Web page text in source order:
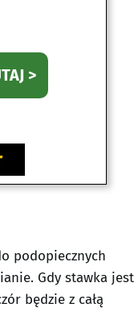
>
podopiecznych
Gdy stawka jest
będzie z całą